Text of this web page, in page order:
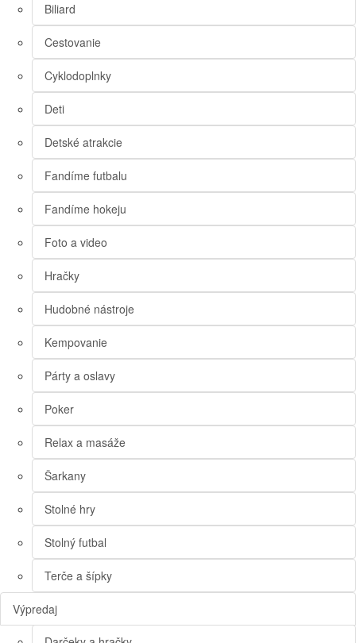
Biliard
Cestovanie
Cyklodoplnky
Deti
Detské atrakcie
Fandíme futbalu
Fandíme hokeju
Foto a video
Hračky
Hudobné nástroje
Kempovanie
Párty a oslavy
Poker
Relax a masáže
Šarkany
Stolné hry
Stolný futbal
Terče a šípky
Výpredaj